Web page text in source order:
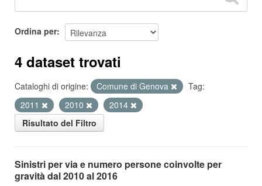
Ordina per
4 dataset trovati
Cataloghi di origine: Comune di Genova
Tag:
2011
2010
2014
Risultato del Filtro
Sinistri per via e numero persone coinvolte per
gravità dal 2010 al 2016